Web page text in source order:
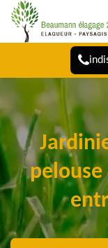
pelouse